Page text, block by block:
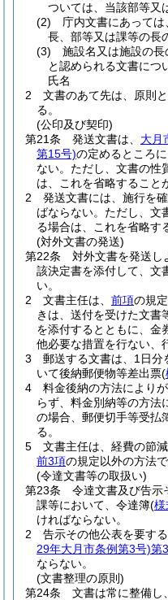
ついては、当該部等又
(2)
庁内文書にあって
長、部等又は課等の長
(3)
施設名又は施設の
と認められる文書につ
氏名
2
文書のあて先は、原則
る。
(公印及び契印)
第21条
発送文書は、 大月
第15号)の定めるところ
ない。 ただし、文書の性
は、これを省略すること
2
発送文書には、施行を
ばならない。 ただし、文
る場合は、これを省略す
(対外文書の発送)
第22条
対外文書を発送し
該決定書を添付して、文
い。
2
文書主任は、 前項の規
きは、送付を受けた文書
を添付するとともに、金
他必要な措置を行ない、
3
郵送する文書は、1日分
いて後納郵便物等差出票(
4
料金後納の方法によりが
らず、料金別納等の方法
の場合、郵便切手等受払
る。
5
文書主任は、経費の節
前3項の規定以外の方法
(令達文書等の取扱い)
第23条
令達文書及び告示
課等において、令達簿(様
ければならない。
2
告示その他公表を要する
29年大月市条例第3号)第
ならない。
(文書整理の原則)
第24条
文書は常に整備し